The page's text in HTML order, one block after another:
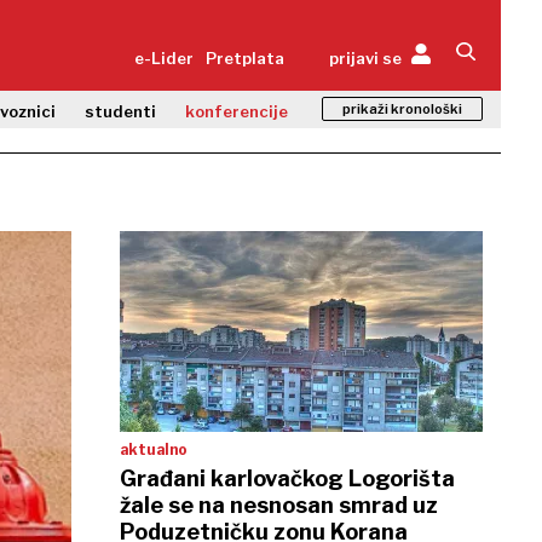
e-Lider Pretplata prijavi se
studenti konferencije prikaži kronološki
aktualno
Građani karlovačkog Logorišta
žale se na nesnosan smrad uz
Poduzetničku zonu Korana